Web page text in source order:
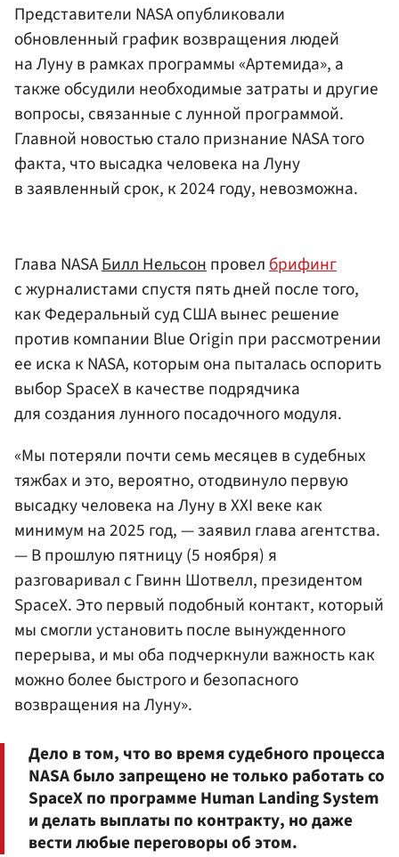
Представители NASA опубликовали
обновленный график возвращения людей
на Луну в рамках программы «Артемида», а
также обсудили необходимые затраты и другие
вопросы, связанные с лунной программой.
Главной новостью стало признание NASA того
факта, что высадка человека на Луну
в заявленный срок, к 2024 году, невозможна.
Глава NASAБилл Нельсонпровелбрифинг
с журналистами спустя пять дней после того,
как Федеральный суд США вынес решение
против компании Blue Origin при рассмотрении
ее иска к NASA, которым она пыталась оспорить
выбор SpaceX в качестве подрядчика
для создания лунного посадочного модуля.
«Мы потеряли почти семь месяцев в судебных
тяжбах и это, вероятно, отодвинуло первую
высадку человека на Луну в XXI веке как
минимум на 2025 год, — заявил глава агентства.
— В прошлую пятницу (5 ноября) я
разговаривал с Гвинн Шотвелл, президентом
SpaceX. Это первый подобный контакт, который
мы смогли установить после вынужденного
перерыва, и мы оба подчеркнули важность как
можно более быстрого и безопасного
возвращения на Луну».
Дело в том, что во время судебного процесса
NASA было запрещено не только работать со
SpaceX по программе Human Landing System
и делать выплаты по контракту, но даже
вести любые переговоры об этом.